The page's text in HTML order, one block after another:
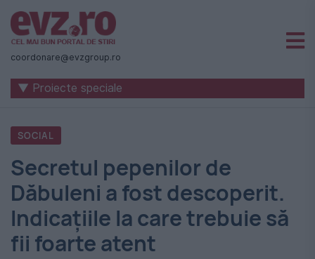
Știri
naționale
internaționale
România
-
Evenimentul
Zilei
coordonare@evzgroup.ro
▼ Proiecte speciale
SOCIAL
Secretul pepenilor de
Dăbuleni a fost descoperit.
Indicațiile la care trebuie să
fii foarte atent